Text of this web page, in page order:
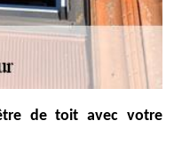
de toit avec votre